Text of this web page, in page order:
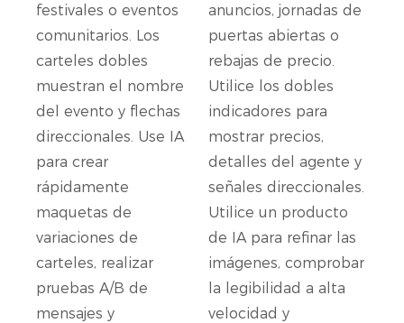
festivales o eventos
comunitarios. Los
carteles dobles
muestran el nombre
del evento y flechas
direccionales. Use IA
para crear
rápidamente
maquetas de
variaciones de
carteles, realizar
pruebas A/B de
mensajes y
anuncios, jornadas de
puertas abiertas o
rebajas de precio.
Utilice los dobles
indicadores para
mostrar precios,
detalles del agente y
señales direccionales.
Utilice un producto
de IA para refinar las
imágenes, comprobar
la legibilidad a alta
velocidad y